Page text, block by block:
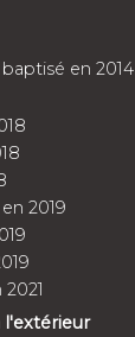
baptisé en 2014
en 2019
2021
l'extérieur